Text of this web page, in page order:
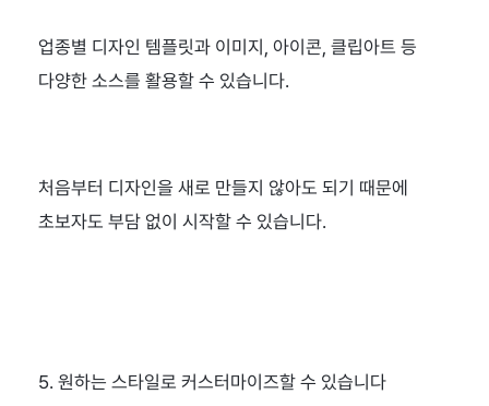
업종별 디자인 템플릿과 이미지, 아이콘, 클립아트 등
다양한 소스를 활용할 수 있습니다.
처음부터 디자인을 새로 만들지 않아도 되기 때문에
초보자도 부담 없이 시작할 수 있습니다.
5. 원하는 스타일로 커스터마이즈할 수 있습니다